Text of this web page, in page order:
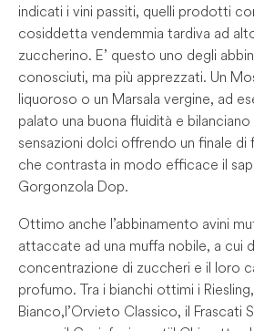
indicati i vini passiti, quelli prodotti
cosiddetta vendemmia tardiva ad
zuccherino. E’ questo uno degli
conosciuti, ma più apprezzati. Un
liquoroso o un Marsala vergine, ad
palato una buona fluidità e
sensazioni dolci offrendo un finale
che contrasta in modo efficace il
Gorgonzola Dop.
Ottimo anche l’abbinamento a vini
attaccate ad una muffa nobile, a cui
concentrazione di zuccheri e il loro
profumo. Tra i bianchi ottimi i
Bianco, l’Orvieto Classico, il Frascati